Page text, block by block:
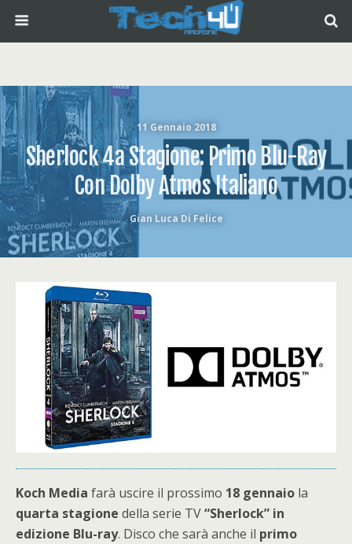
11 Gennaio 2018
Sherlock 4a Stagione: Primo Blu-Ray
Con Dolby Atmos Italiano
Gian Luca Di Felice
Koch Media farà uscire il prossimo 18 gennaio la
quarta stagione della serie TV“Sherlock” in
edizione Blu-ray. Disco che sarà anche il primo